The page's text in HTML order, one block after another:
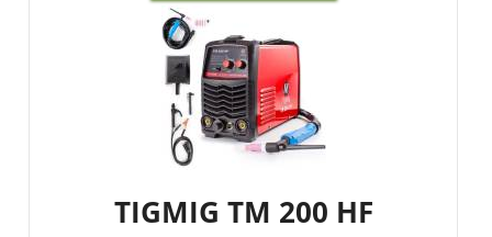
TIGMIG TM 200 HF